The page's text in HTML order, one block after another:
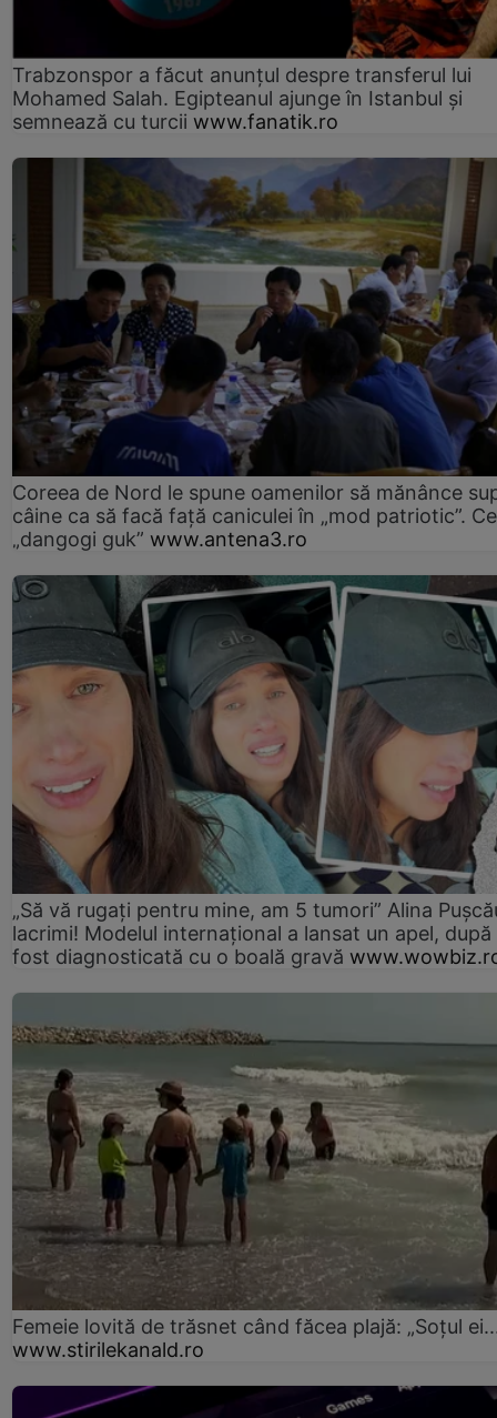
Trabzonspor a făcut anunțul despre transferul lui
Mohamed Salah. Egipteanul ajunge în Istanbul și
semnează cu turcii www.fanatik.ro
Coreea de Nord le spune oamenilor să mănânce
câine ca să facă față caniculei în „mod patriotic”.
„dangogi guk” www.antena3.ro
„Să vă rugați pentru mine, am 5 tumori” Alina
lacrimi! Modelul internațional a lansat un apel, după
fost diagnosticată cu o boală gravă
Femeie lovită de trăsnet când făcea plajă: „Soțul
www.stirilekanald.ro